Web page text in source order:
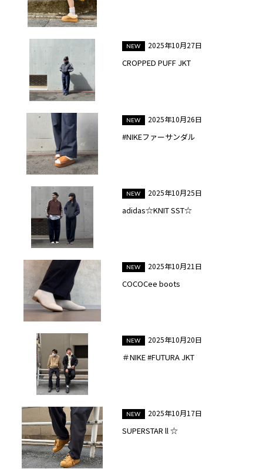
2025年10月27日
CROPPED PUFF JKT
2025年10月26日
#NIKEファーサンダル
2025年10月25日
adidas☆KNIT SST☆
2025年10月21日
COCOCee boots
2025年10月20日
＃NIKE #FUTURA JKT
2025年10月17日
SUPERSTAR ll ☆